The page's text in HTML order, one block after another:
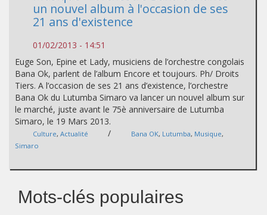
un nouvel album à l'occasion de ses
21 ans d'existence
01/02/2013 - 14:51
Euge Son, Epine et Lady, musiciens de l’orchestre congolais
Bana Ok, parlent de l’album Encore et toujours. Ph/ Droits
Tiers. A l’occasion de ses 21 ans d’existence, l’orchestre
Bana Ok du Lutumba Simaro va lancer un nouvel album sur
le marché, juste avant le 75è anniversaire de Lutumba
Simaro, le 19 Mars 2013.
Culture, Actualité / Bana OK, Lutumba, Musique,
Simaro
Mots-clés populaires